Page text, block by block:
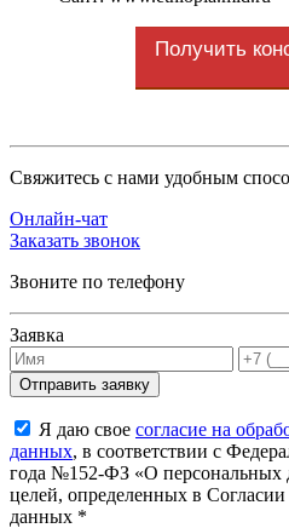
Получить
Cвяжитесь с нами удобным
Онлайн-чат
Заказать звонок
Звоните по телефону
Заявка
Я даю свое согласие на
данных, в соответствии с
года №152-ФЗ «О персональных
целей, определенных в
данных *